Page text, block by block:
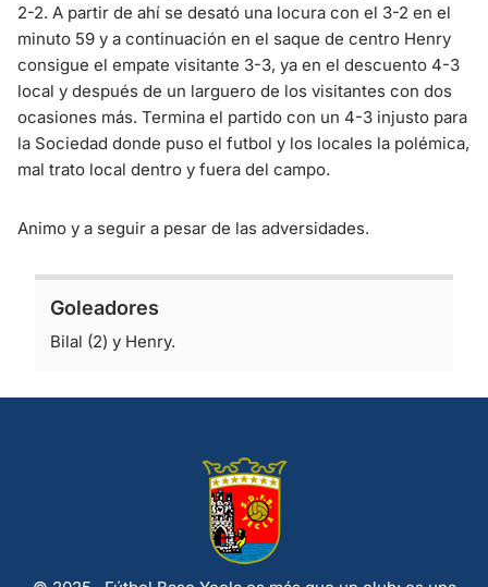
2-2. A partir de ahí se desató una locura con el 3-2 en el
minuto 59 y a continuación en el saque de centro Henry
consigue el empate visitante 3-3, ya en el descuento 4-3
local y después de un larguero de los visitantes con dos
ocasiones más. Termina el partido con un 4-3 injusto para
la Sociedad donde puso el futbol y los locales la polémica,
mal trato local dentro y fuera del campo.
Animo y a seguir a pesar de las adversidades.
Goleadores
Bilal (2) y Henry.